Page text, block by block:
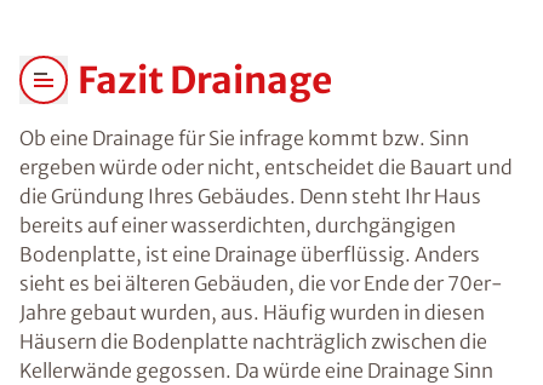
Fazit Drainage
Ob eine Drainage für Sie infrage kommt bzw. Sinn
ergeben würde oder nicht, entscheidet die Bauart und
die Gründung Ihres Gebäudes. Denn steht Ihr Haus
bereits auf einer wasserdichten, durchgängigen
Bodenplatte, ist eine Drainage überflüssig. Anders
sieht es bei älteren Gebäuden, die vor Ende der 70er-
Jahre gebaut wurden, aus. Häufig wurden in diesen
Häusern die Bodenplatte nachträglich zwischen die
Kellerwände gegossen. Da würde eine Drainage Sinn